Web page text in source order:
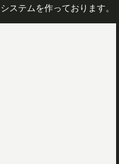
ステムを作っております。